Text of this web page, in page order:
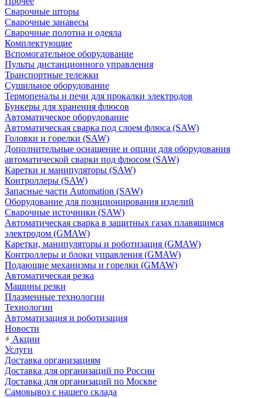
Сварочные шторы
Сварочные занавесы
Сварочные полотна и одеяла
Комплектующие
Вспомогательное оборудование
Пульты дистанционного управления
Транспортные тележки
Сушильное оборудование
Термопеналы и печи для прокалки электродов
Бункеры для хранения флюсов
Автоматическое оборудование
Автоматическая сварка под слоем флюса (SAW)
Головки и горелки (SAW)
Дополнительные оснащение и опции для оборудования
автоматической сварки под флюсом (SAW)
Каретки и манипуляторы (SAW)
Контроллеры (SAW)
Запасные части Automation (SAW)
Оборудование для позиционирования изделий
Сварочные источники (SAW)
Автоматическая сварка в защитных газах плавящимся
электродом (GMAW)
Каретки, манипуляторы и роботизация (GMAW)
Контроллеры и блоки управления (GMAW)
Подающие механизмы и горелки (GMAW)
Автоматическая резка
Машины резки
Плазменные технологии
Технологии
Автоматизация и роботизация
Новости
Акции
Услуги
Доставка организациям
Доставка для организаций по России
Доставка для организаций по Москве
Самовывоз с нашего склада